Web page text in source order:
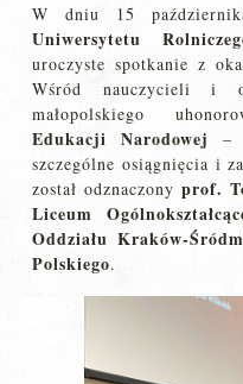
W dniu 15
Uniwersytetu
uroczyste spotkanie z
Wśród nauczycieli i
małopolskiego
Edukacji Narodowej
–
szczególne osiągnięcia i
został odznaczony prof.
Liceum
Oddziału Kraków-
Polskiego.